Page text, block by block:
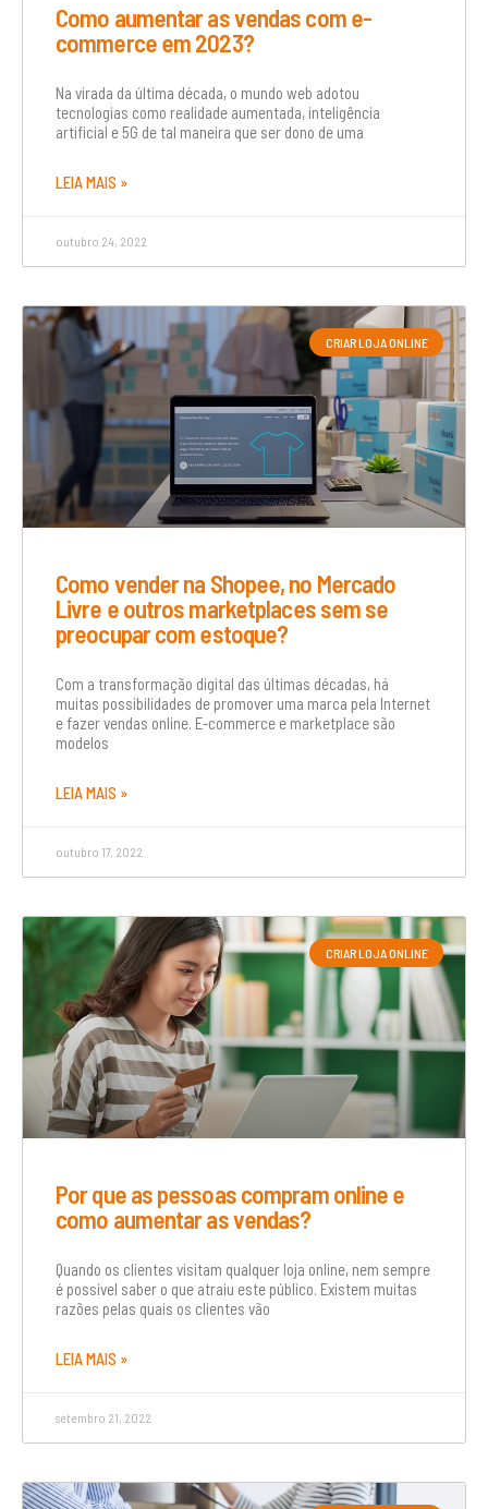
Como aumentar as vendas com e-
commerce em 2023?
Na virada da última década, o mundo web adotou
tecnologias como realidade aumentada, inteligência
artificial e 5G de tal maneira que ser dono de uma
LEIA MAIS »
outubro 24, 2022
CRIAR LOJA ONLINE
Como vender na Shopee, no Mercado
Livre e outros marketplaces sem se
preocupar com estoque?
Com a transformação digital das últimas décadas, há
muitas possibilidades de promover uma marca pela Internet
e fazer vendas online. E-commerce e marketplace são
modelos
LEIA MAIS »
outubro 17, 2022
CRIAR LOJA ONLINE
Por que as pessoas compram online e
como aumentar as vendas?
Quando os clientes visitam qualquer loja online, nem sempre
é possível saber o que atraiu este público. Existem muitas
razões pelas quais os clientes vão
LEIA MAIS »
setembro 21, 2022